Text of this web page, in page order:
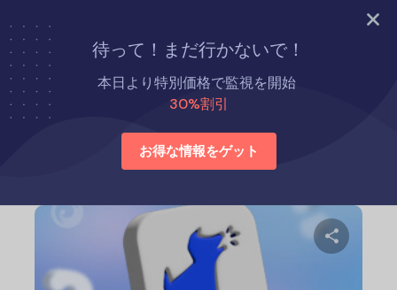
今すぐ試す
待って！まだ行かないで！
本日より特別価格で監視を開始
30%割引
お得な情報をゲット
ホーム Eyezyの代替品
Eyezyの代替品